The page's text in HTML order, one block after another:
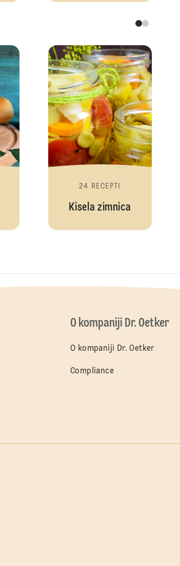
Zimnica Slatka zimnica
24 RECEPTI
Kisela zimnica
O kompaniji Dr. Oetker
O kompaniji Dr. Oetker
Compliance